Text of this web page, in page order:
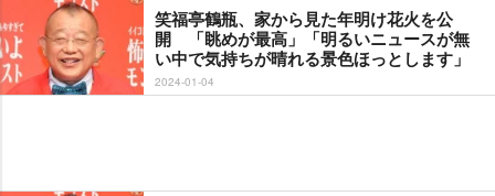
笑福亭鶴瓶、家から見た年明け花火を公
開 「眺めが最高」「明るいニュースが無
い中で気持ちが晴れる景色ほっとします」
2024-01-04